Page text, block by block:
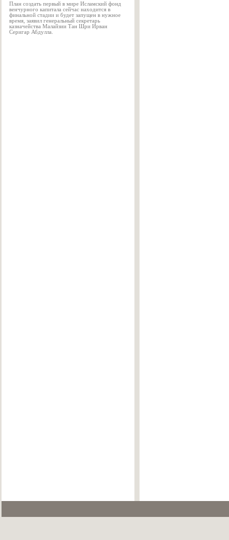
План создать первый в мире Исламский фонд
венчурного капитала сейчас находится в
финальной стадии и будет запущен в нужное
время, заявил генеральный секретарь
казначейства Малайзии Тан Шри Ирван
Серигар Абдулла.